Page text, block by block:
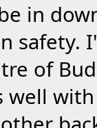
in
safety.
of
well